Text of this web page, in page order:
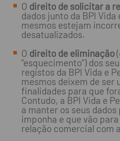
O direito de solicitar a
dados junto da BPI Vida
mesmos estejam
desatualizados.
O direito de eliminação
“esquecimento”) dos
registos da BPI Vida e
mesmos deixem de ser
finalidades para que
Contudo, a BPI Vida e
a manter os seus
imponha e que vão
relação comercial com